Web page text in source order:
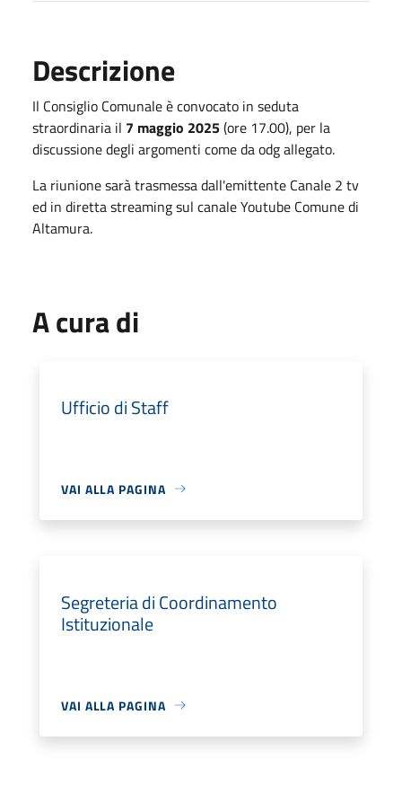
Descrizione
Il Consiglio Comunale è convocato in seduta
straordinaria il 7 maggio 2025(ore 17.00), per la
discussione degli argomenti come da odg allegato.
La riunione sarà trasmessa dall'emittente Canale 2 tv
ed in diretta streaming sul canale Youtube Comune di
Altamura.
A cura di
Ufficio di Staff
VAI ALLA PAGINA
Segreteria di Coordinamento
Istituzionale
VAI ALLA PAGINA